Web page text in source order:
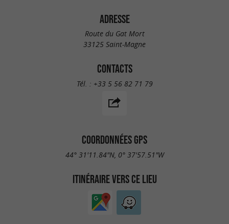
ADRESSE
Route du Gat Mort
33125 Saint-Magne
CONTACTS
Tél. : +33 5 56 82 71 79
COORDONNÉES GPS
44° 31'11.84"N, 0° 37'57.51"W
ITINÉRAIRE VERS CE LIEU